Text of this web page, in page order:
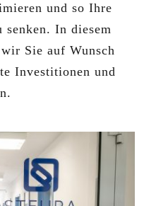
und so Ihre
senken. In diesem
Sie auf Wunsch
Investitionen und